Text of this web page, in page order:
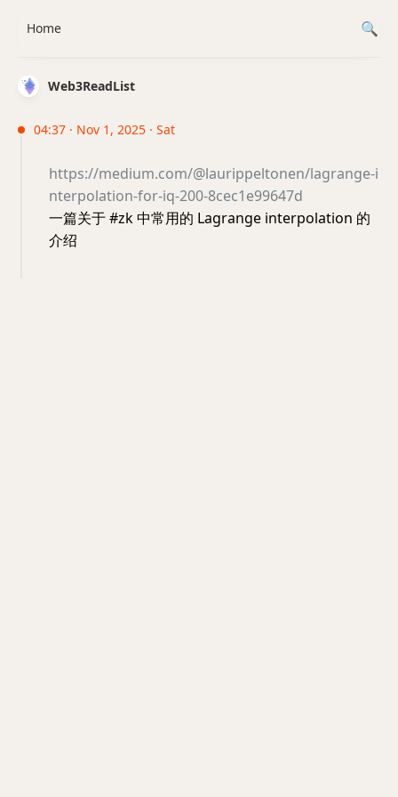
Web3ReadList
04:37 · Nov 1, 2025 · Sat
https://medium.com/@laurippeltonen/lagrange-i
nterpolation-for-iq-200-8cec1e99647d
一篇关于 #zk 中常用的 Lagrange interpolation 的
介绍
Home